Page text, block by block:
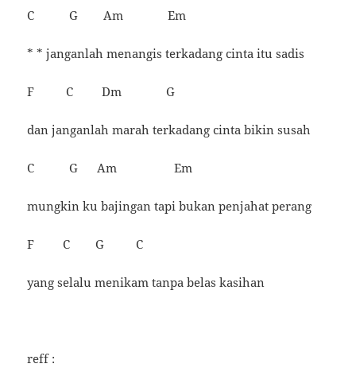
C G Am Em
* * janganlah menangis terkadang cinta itu sadis
F C Dm G
dan janganlah marah terkadang cinta bikin susah
C G Am Em
mungkin ku bajingan tapi bukan penjahat perang
F C G C
yang selalu menikam tanpa belas kasihan
reff :